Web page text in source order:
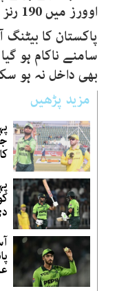
اوورز میں 190 رنز بنا کر آؤٹ ہو گئی۔
پاکستان کا بیٹنگ
سامنے ناکام ہو
بھی داخل نہ ہو
مزید پڑھیں